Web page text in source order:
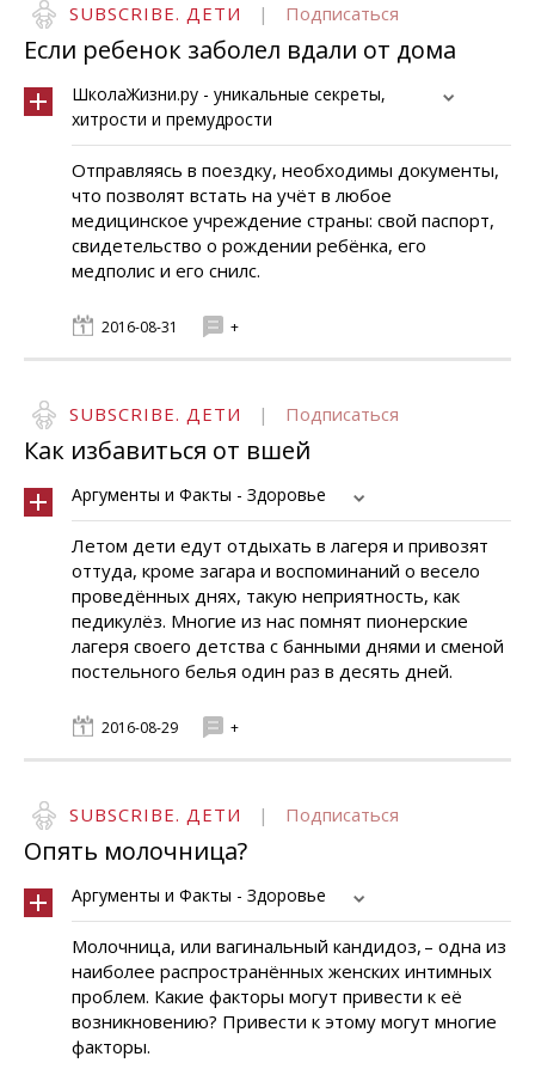
SUBSCRIBE. ДЕТИ | Подписаться
Если ребенок заболел вдали от дома
ШколаЖизни.ру - уникальные секреты,
хитрости и премудрости
Отправляясь в поездку, необходимы документы,
что позволят встать на учёт в любое
медицинское учреждение страны: свой паспорт,
свидетельство о рождении ребёнка, его
медполис и его снилс.
2016-08-31 +
SUBSCRIBE. ДЕТИ | Подписаться
Как избавиться от вшей
Аргументы и Факты - Здоровье
Летом дети едут отдыхать в лагеря и привозят
оттуда, кроме загара и воспоминаний о весело
проведённых днях, такую неприятность, как
педикулёз. Многие из нас помнят пионерские
лагеря своего детства с банными днями и сменой
постельного белья один раз в десять дней.
2016-08-29 +
SUBSCRIBE. ДЕТИ | Подписаться
Опять молочница?
Аргументы и Факты - Здоровье
Молочница, или вагинальный кандидоз, – одна из
наиболее распространённых женских интимных
проблем. Какие факторы могут привести к её
возникновению? Привести к этому могут многие
факторы.